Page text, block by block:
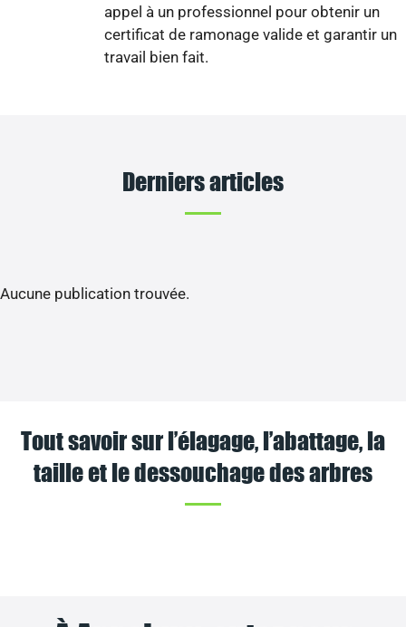
appel à un professionnel pour obtenir un
certificat de ramonage valide et garantir un
travail bien fait.
Derniers articles
Aucune publication trouvée.
Tout savoir sur l’élagage, l’abattage, la
taille et le dessouchage des arbres